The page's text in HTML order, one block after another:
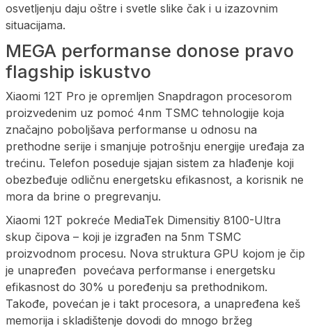
osvetljenju daju oštre i svetle slike čak i u izazovnim
situacijama.
MEGA performanse donose pravo
flagship iskustvo
Xiaomi 12T Pro je opremljen Snapdragon procesorom
proizvedenim uz pomoć 4nm TSMC tehnologije koja
značajno poboljšava performanse u odnosu na
prethodne serije i smanjuje potrošnju energije uređaja za
trećinu. Telefon poseduje sjajan sistem za hlađenje koji
obezbeđuje odličnu energetsku efikasnost, a korisnik ne
mora da brine o pregrevanju.
Xiaomi 12T pokreće MediaTek Dimensitiy 8100-Ultra
skup čipova – koji je izgrađen na 5nm TSMC
proizvodnom procesu. Nova struktura GPU kojom je čip
je unapređen povećava performanse i energetsku
efikasnost do 30% u poređenju sa prethodnikom.
Takođe, povećan je i takt procesora, a unapređena keš
memorija i skladištenje dovodi do mnogo bržeg